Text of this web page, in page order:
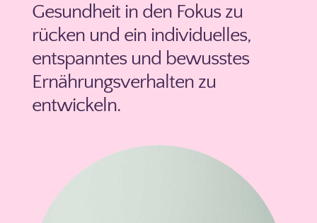
Gesundheit in den Fokus zu
rücken und ein individuelles,
entspanntes und bewusstes
Ernährungsverhalten zu
entwickeln.